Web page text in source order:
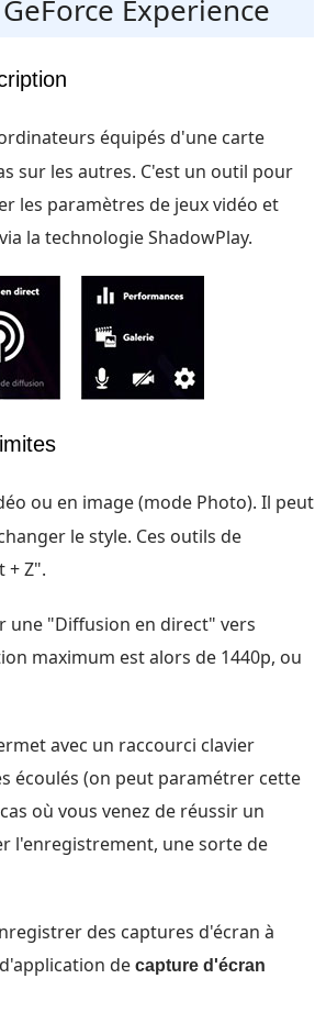
Experience
équipés d'une carte
sur les autres. C'est un outil pour
les paramètres de jeux vidéo et
la technologie ShadowPlay.
ou en image (mode Photo). Il peut
le style. Ces outils de
+ Z".
une "Diffusion en direct" vers
maximum est alors de 1440p, ou
avec un raccourci clavier
écoulés (on peut paramétrer cette
où vous venez de réussir un
l'enregistrement, une sorte de
des captures d'écran à
de capture d'écran